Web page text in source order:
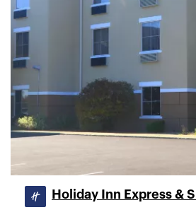
Holiday Inn Express &